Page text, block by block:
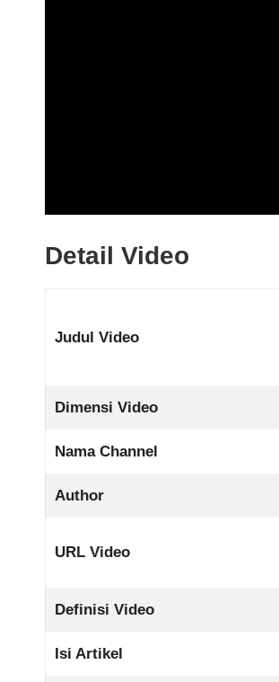
Detail Video
Judul Video
Dimensi Video
Nama Channel
Author
URL Video
Definisi Video
Isi Artikel